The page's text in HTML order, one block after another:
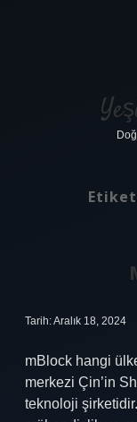
Tarih: Aralık 18, 2024
mBlock hangi
merkezi Çin’in
teknoloji